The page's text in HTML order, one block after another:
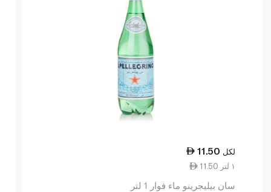
11.50 لكل
11.50 ١ لتر
سان بيليجرينو ماء فوار 1 لتر